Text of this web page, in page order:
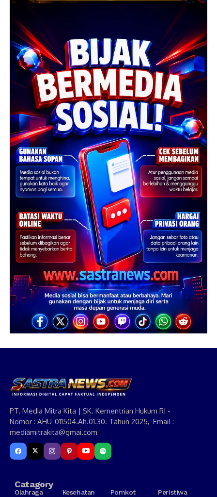
PT. Media Mitra Kita | SK. Kementrian Hukum RI -
Nomor : AHU-011504.Ah.01.30. Tahun 2025, Email :
mediamitrakita@gmai.com
Catagory
Olahraga Kesehatan Pomkot Peristiwa